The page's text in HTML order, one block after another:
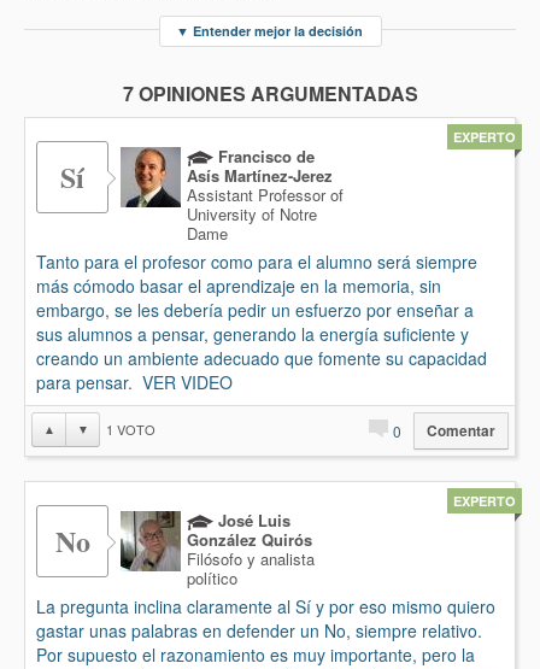
▼ Entender mejor la decisión
7 OPINIONES ARGUMENTADAS
Sí
Francisco de
Asís Martínez-Jerez
Assistant Professor of
University of Notre
Dame
Tanto para el profesor como para el alumno será siempre
más cómodo basar el aprendizaje en la memoria, sin
embargo, se les debería pedir un esfuerzo por enseñar a
sus alumnos a pensar, generando la energía suficiente y
creando un ambiente adecuado que fomente su capacidad
para pensar. VER VIDEO
EXPERTO
▲ ▼ 1 VOTO 0 Comentar
No
José Luis
González Quirós
Filósofo y analista
político
La pregunta inclina claramente al Sí y por eso mismo quiero
gastar unas palabras en defender un No, siempre relativo.
Por supuesto el razonamiento es muy importante, pero la
EXPERTO